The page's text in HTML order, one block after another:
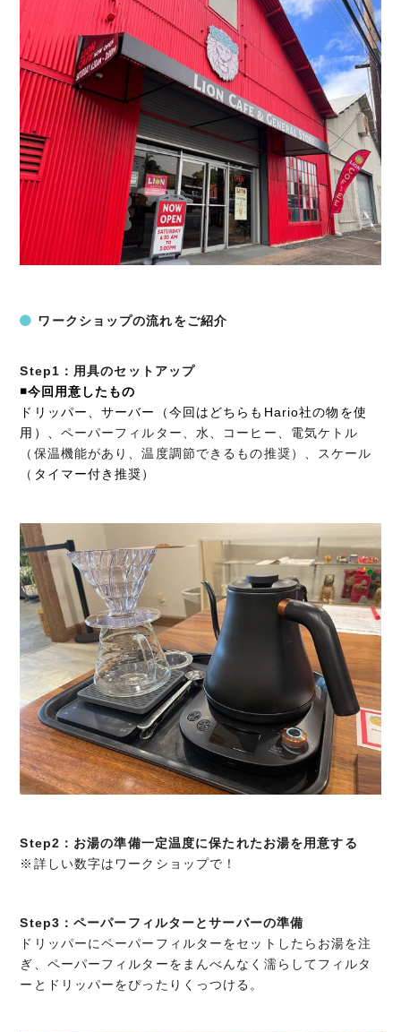
ワークショップの流れをご紹介
Step1：用具のセットアップ
◾️今回用意したもの
ドリッパー、サーバー（今回はどちらもHario社の物を使
用）、 ペーパーフィルター、 水、コーヒー、電気ケトル
（保温機能があり、温度調節できるもの推奨）、スケール
（ タイマー付き推奨）
Step2：お湯の準備一定温度に保たれたお湯を用意する
※詳しい数字はワークショップで！
Step3：ペーパーフィルターとサーバーの準備
ドリッパーにペーパーフィルターをセットしたらお湯を注
ぎ、ペーパーフィルターをまんべんなく濡らしてフィルタ
ーとドリッパーをぴったりくっつける。